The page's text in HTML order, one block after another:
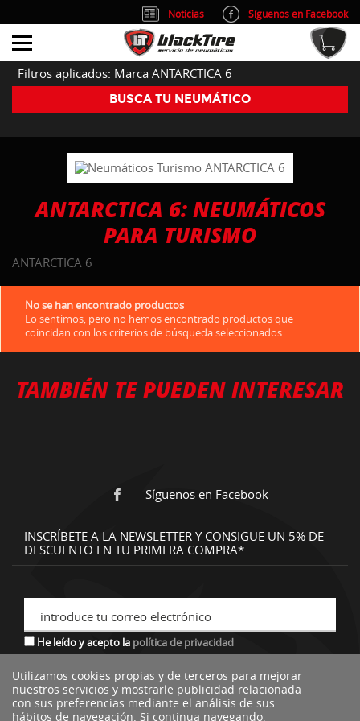
Filtros aplicados: Marca ANTARCTICA 6
BUSCA TU NEUMÁTICO
ANTARCTICA 6: NEUMÁTICOS
PARA TURISMO
ANTARCTICA 6
No se han encontrado productos
Lo sentimos, pero no hemos encontrado productos que
coincidan con los criterios de búsqueda seleccionados.
TAMBIÉN TE PUEDEN INTERESAR
Síguenos en Facebook
INSCRÍBETE A LA NEWSLETTER Y CONSIGUE UN 5% DE
DESCUENTO EN TU PRIMERA COMPRA*
introduce tu correo electrónico
He leído y acepto la política de privacidad
*descuento no acumulable a otras ofertas o promociones.
Utilizamos cookies propias y de terceros para mejorar
nuestros servicios y mostrarle publicidad relacionada
con sus preferencias mediante el análisis de sus
hábitos de navegación. Si continua navegando,
Noticias
Síguenos en Facebook
info@blacktire.es
914 353 309
Atención al cliente: L/V 9:00-14:00 y 15:00-19:00